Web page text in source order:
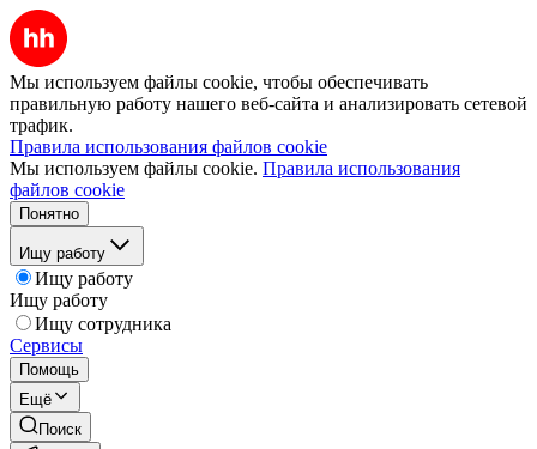
Мы используем файлы cookie, чтобы обеспечивать
правильную работу нашего веб-сайта и анализировать сетевой
трафик.
Правила использования файлов cookie
Мы используем файлы cookie. Правила использования
файлов cookie
Понятно
Ищу работу
Ищу работу
Ищу работу
Ищу сотрудника
Сервисы
Помощь
Ещё
Поиск